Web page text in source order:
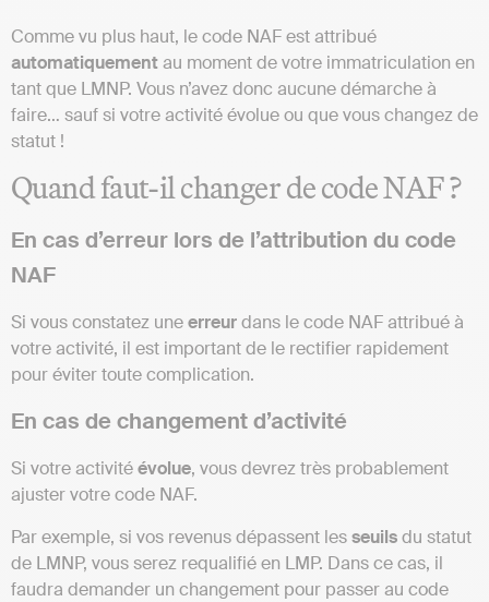
Comme vu plus haut, le code NAF est attribué
automatiquementau moment de votre immatriculation en
tant que LMNP. Vous n’avez donc aucune démarche à
faire… sauf si votre activité évolue ou que vous changez de
statut !
Quand faut-il changer de code NAF ?
En cas d’erreur lors de l’attribution du code
NAF
Si vous constatez uneerreurdans le code NAF attribué à
votre activité, il est important de le rectifier rapidement
pour éviter toute complication.
En cas de changement d’activité
Si votre activitéévolue, vous devrez très probablement
ajuster votre code NAF.
Par exemple, si vos revenus dépassent lesseuilsdu statut
de LMNP, vous serez requalifié en LMP. Dans ce cas, il
faudra demander un changement pour passer au code